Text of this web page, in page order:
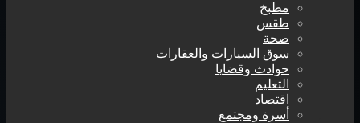
مطبخ
طقس
صحة
سوق السيارات والعقارات
حوادث وقضايا
التعليم
اقتصاد
أسرة ومجتمع